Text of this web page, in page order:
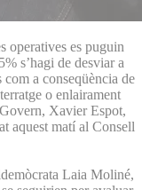
operatives es puguin
s’hagi de desviar a
a conseqüència de
o enlairament
Xavier Espot,
aquest matí al Consell
Laia Moliné,